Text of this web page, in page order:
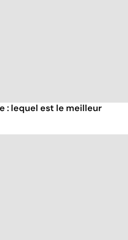
: lequel est le meilleur